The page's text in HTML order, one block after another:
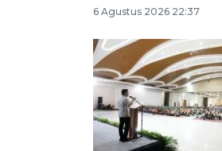
6 Agustus 2026 22:37